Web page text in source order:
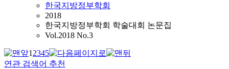
한국지방정부학회
2018
한국지방정부학회 학술대회 논문집
Vol.2018 No.3
12345
연관 검색어 추천